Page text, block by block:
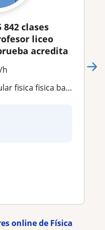
842 clases
liceo
acredita
/h
catolica um ude mecanica newtoniana matematica quimica
online de Física